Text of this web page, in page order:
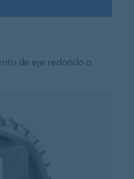
de eje redondo o